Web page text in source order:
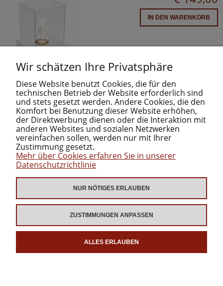
IN DEN WARENKORB
INFORMATIONEN
KATEGORIEN
ZUM DOWNLOAD
Wir schätzen Ihre Privatsphäre
Diese Website benutzt Cookies, die für den
technischen Betrieb der Website erforderlich sind
und stets gesetzt werden. Andere Cookies, die den
Komfort bei Benutzung dieser Website erhöhen,
der Direktwerbung dienen oder die Interaktion mit
anderen Websites und sozialen Netzwerken
vereinfachen sollen, werden nur mit Ihrer
Zustimmung gesetzt.
Mehr über Cookies erfahren Sie in unserer
Datenschutzrichtlinie
NUR NÖTIGES ERLAUBEN
ZUSTIMMUNGEN ANPASSEN
ALLES ERLAUBEN